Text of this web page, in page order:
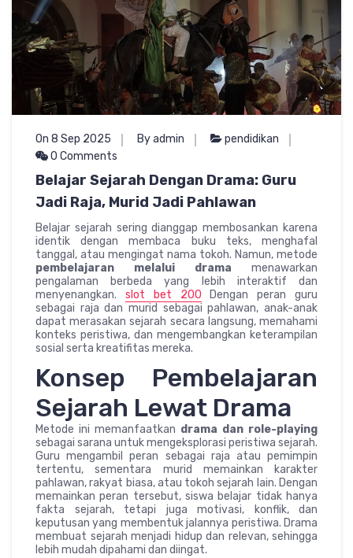
On 8 Sep 2025 By admin
pendidikan
0 Comments
Belajar Sejarah Dengan Drama: Guru
Jadi Raja, Murid Jadi Pahlawan
Belajar sejarah sering dianggap membosankan karena
identik dengan membaca buku teks, menghafal
tanggal, atau mengingat nama tokoh. Namun, metode
pembelajaran melalui drama menawarkan
pengalaman berbeda yang lebih interaktif dan
menyenangkan. slot bet 200 Dengan peran guru
sebagai raja dan murid sebagai pahlawan, anak-anak
dapat merasakan sejarah secara langsung, memahami
konteks peristiwa, dan mengembangkan keterampilan
sosial serta kreatifitas mereka.
Konsep Pembelajaran
Sejarah Lewat Drama
Metode ini memanfaatkan drama dan role-playing
sebagai sarana untuk mengeksplorasi peristiwa sejarah.
Guru mengambil peran sebagai raja atau pemimpin
tertentu, sementara murid memainkan karakter
pahlawan, rakyat biasa, atau tokoh sejarah lain. Dengan
memainkan peran tersebut, siswa belajar tidak hanya
fakta sejarah, tetapi juga motivasi, konflik, dan
keputusan yang membentuk jalannya peristiwa. Drama
membuat sejarah menjadi hidup dan relevan, sehingga
lebih mudah dipahami dan diingat.